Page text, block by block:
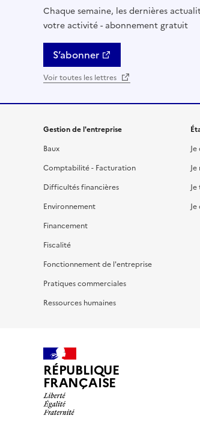
Chaque semaine, les dernières
votre activité - abonnement gratuit
S’abonner
Voir toutes les lettres
Gestion de l'entreprise
Baux
Comptabilité - Facturation
Difficultés financières
Environnement
Financement
Fiscalité
Fonctionnement de l'entreprise
Pratiques commerciales
Ressources humaines
Je
Je
Je
RÉPUBLIQUE
FRANÇAISE